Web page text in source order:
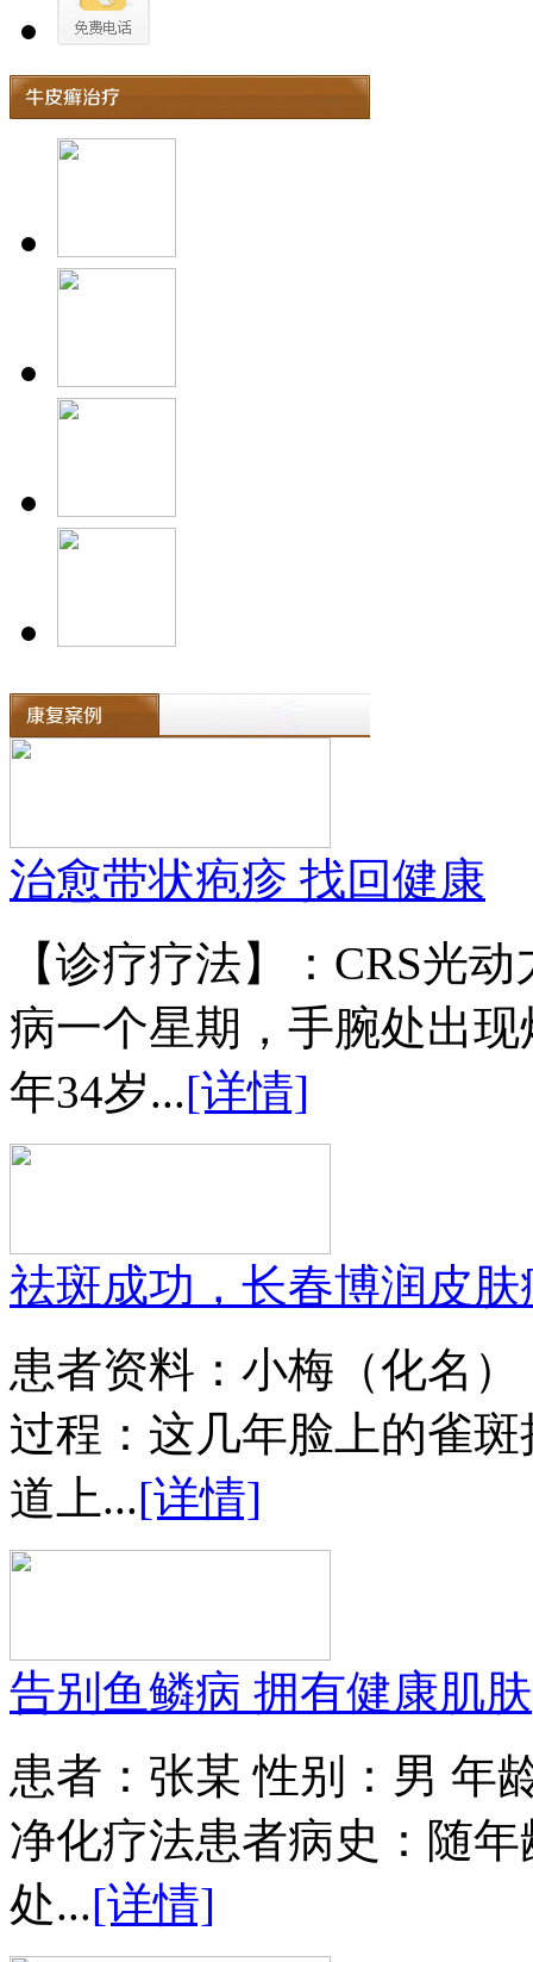
治愈带状疱疹 找回健康
【诊疗疗法】：CRS光
病一个星期，手腕处出
年34岁...[详情]
祛斑成功，长春博润皮
患者资料：小梅（化名
过程：这几年脸上的雀
道上...[详情]
告别鱼鳞病 拥有健康肌肤
患者：张某 性别：男 年
净化疗法患者病史：随
处...[详情]